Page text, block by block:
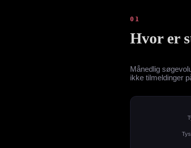
01
Hvor er
Månedlig
ikke tilmeldinger